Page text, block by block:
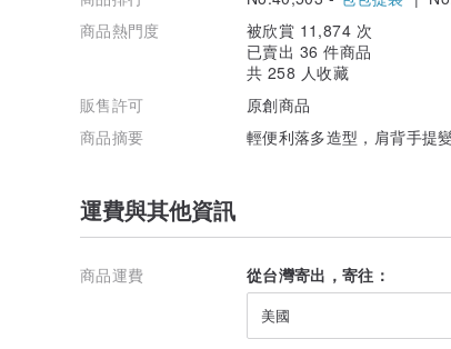
總高：23 cm (不含提帶)
總寬：17 cm (不含提帶)
重量：約340 公克
以上尺寸均以包包直立後來測量
【購買前注意事項】
2.圖片會因不同螢幕而有差異，不介意者在下標。
希望擁有與您互動的美好經驗
: )感謝大家的支持與喜愛，我們會繼續認真經營堅
商品熱門度
被欣賞 11,874 次
已賣出 36 件商品
共 258 人收藏
販售許可
原創商品
商品摘要
輕便利落多造型，肩背手提
運費與其他資訊
商品運費 從台灣寄出，寄往：
美國